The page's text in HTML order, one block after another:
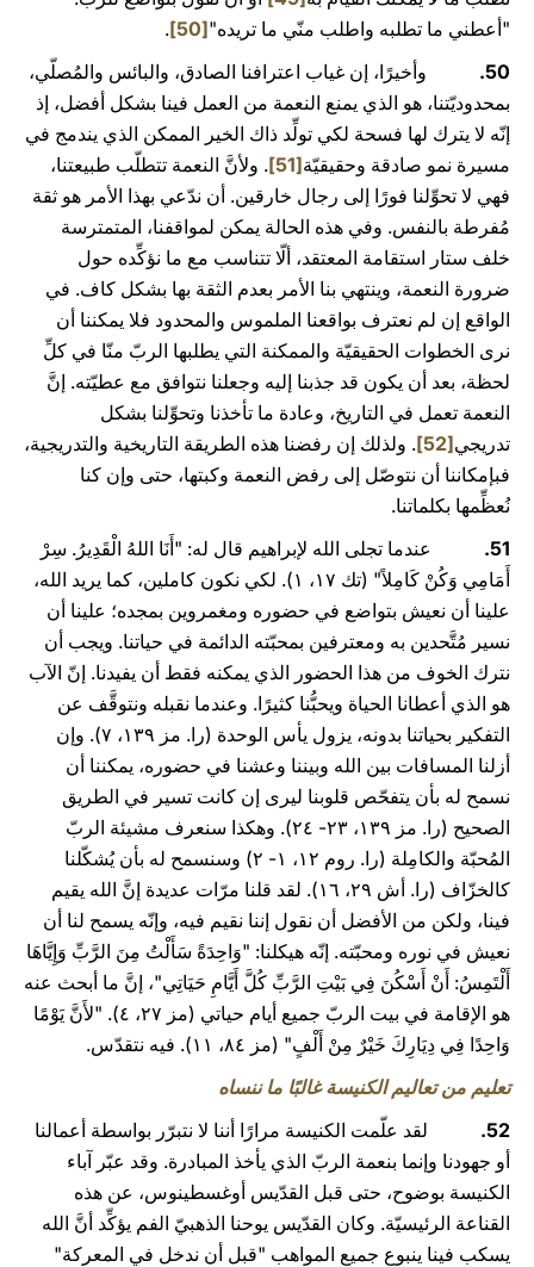
"أعطني ما تطلبه واطلب منّي ما تريده"[50]
.
50.
وأخيرًا، إن غياب اعترافنا الصادق، والبائس والمُصلّي،
بمحدوديّتنا، هو الذي يمنع النعمة من العمل فينا بشكل أفضل، إذ
إنّه لا يترك لها فسحة لكي تولِّد ذاك الخير الممكن الذي يندمج في
مسيرة نمو صادقة وحقيقيّة[51]
. ولأنَّ النعمة تتطلّب طبيعتنا،
فهي لا تحوِّلنا فورًا إلى رجال خارقين. أن ندّعي بهذا الأمر هو ثقة
مُفرطة بالنفس. وفي هذه الحالة يمكن لمواقفنا، المتمترسة
خلف ستار استقامة المعتقد، ألّا تتناسب مع ما نؤكِّده حول
ضرورة النعمة، وينتهي بنا الأمر بعدم الثقة بها بشكل كاف. في
الواقع إن لم نعترف بواقعنا الملموس والمحدود فلا يمكننا أن
نرى الخطوات الحقيقيّة والممكنة التي يطلبها الربّ منّا في كلِّ
لحظة، بعد أن يكون قد جذبنا إليه وجعلنا نتوافق مع عطيّته. إنَّ
النعمة تعمل في التاريخ، وعادة ما تأخذنا وتحوِّلنا بشكل
تدريجي[52]
. ولذلك إن رفضنا هذه الطريقة التاريخية والتدريجية،
فبإمكاننا أن نتوصّل إلى رفض النعمة وكبتها، حتى وإن كنا
نُعظِّمها بكلماتنا.
51.
عندما تجلى الله لإبراهيم قال له: "أَنَا اللهُ الْقَدِيرُ. سِرْ
أَمَامِي وَكُنْ كَامِلاً" (تك ۱۷، ۱). لكي نكون كاملين، كما يريد الله،
علينا أن نعيش بتواضع في حضوره ومغمروين بمجده؛ علينا أن
نسير مُتَّحدين به ومعترفين بمحبّته الدائمة في حياتنا. ويجب أن
نترك الخوف من هذا الحضور الذي يمكنه فقط أن يفيدنا. إنّ الآب
هو الذي أعطانا الحياة ويحبُّنا كثيرًا. وعندما نقبله ونتوقَّف عن
التفكير بحياتنا بدونه، يزول يأس الوحدة (را. مز ۱۳۹، ۷). وإن
أزلنا المسافات بين الله وبيننا وعشنا في حضوره، يمكننا أن
نسمح له بأن يتفحّص قلوبنا ليرى إن كانت تسير في الطريق
الصحيح (را. مز ۱۳۹، ۲۳- ۲٤). وهكذا سنعرف مشيئة الربّ
المُحبّة والكامِلة (را. روم ۱۲، ۱- ۲) وسنسمح له بأن يُشكّلنا
‏كالخزّاف (را. أش ۲۹، ۱٦). لقد قلنا مرّات عديدة إنَّ الله يقيم
فينا، ولكن من الأفضل أن نقول إننا نقيم فيه، وإنّه يسمح لنا أن
نعيش في نوره ومحبّته. إنّه هيكلنا: "وَاحِدَةً سَأَلْتُ مِنَ الرَّبِّ وَإِيَّاهَا
أَلْتَمِسُ: أَنْ أَسْكُنَ فِي بَيْتِ الرَّبِّ كُلَّ أَيَّامِ حَيَاتِي"، إنَّ ما أبحث عنه
هو الإقامة في بيت الربّ جميع أيام حياتي (مز ۲۷، ٤). "لأَنَّ يَوْمًا
وَاحِدًا فِي دِيَارِكَ خَيْرٌ مِنْ أَلْفٍ" (مز ۸٤، ۱۱). فيه نتقدّس.
تعليم من تعاليم الكنيسة غالبًا ما ننساه
52.
لقد علّمت الكنيسة مرارًا أننا لا نتبرّر بواسطة أعمالنا
أو جهودنا وإنما بنعمة الربّ الذي يأخذ المبادرة. وقد عبّر آباء
الكنيسة بوضوح، حتى قبل القدّيس أوغسطينوس، عن هذه
القناعة الرئيسيّة. وكان القدّيس يوحنا الذهبيّ الفم يؤكِّد أنَّ الله
يسكب فينا ينبوع جميع المواهب "قبل أن ندخل في المعركة"